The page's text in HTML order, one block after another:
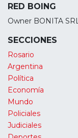
RED BOING
Owner BONITA
SECCIONES
Rosario
Argentina
Política
Economía
Mundo
Policiales
Judiciales